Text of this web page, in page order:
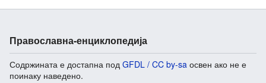
Православна-енциклопедија
Содржината е достапна под GFDL / CC by-sa освен ако не е
поинаку наведено.